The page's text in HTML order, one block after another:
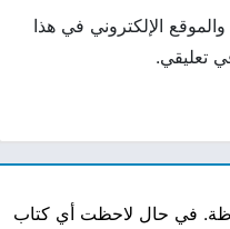
الإلكتروني في هذا
تعليقي.
في حال لاحظت أي كتاب